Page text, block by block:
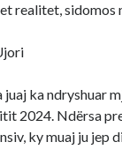
realitet, sidomos
juaj ka ndryshuar
2024. Ndërsa
ky muaj ju jep